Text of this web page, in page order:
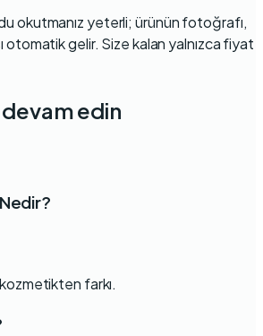
okutmanız yeterli; ürünün fotoğrafı,
otomatik gelir. Size kalan yalnızca fiyat
edin
farkı.